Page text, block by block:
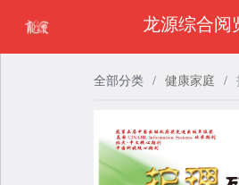
全部分类 / 健康家庭 /
龙源综合阅